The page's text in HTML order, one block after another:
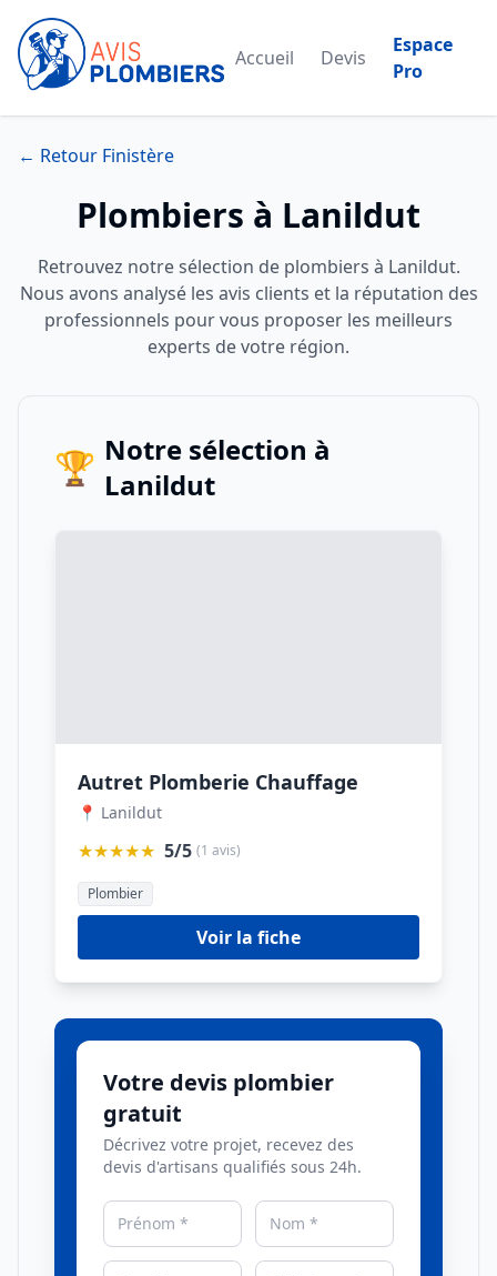
Accueil Devis
Espace
Pro
← Retour Finistère
Plombiers à Lanildut
Retrouvez notre sélection de plombiers à Lanildut.
Nous avons analysé les avis clients et la réputation des
professionnels pour vous proposer les meilleurs
experts de votre région.
🏆 Notre sélection à
Lanildut
Autret Plomberie Chauffage
📍 Lanildut
★★★★★ 5/5 (1 avis)
Plombier
Voir la fiche
Votre devis plombier
gratuit
Décrivez votre projet, recevez des
devis d'artisans qualifiés sous 24h.